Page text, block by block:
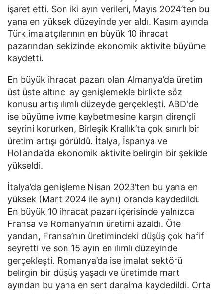
işaret etti. Son iki ayın verileri, Mayıs 2024’ten bu
yana en yüksek düzeyinde yer aldı. Kasım ayında
Türk imalatçılarının en büyük 10 ihracat
pazarından sekizinde ekonomik aktivite büyüme
kaydetti.
En büyük ihracat pazarı olan Almanya’da üretim
üst üste altıncı ay genişlemekle birlikte söz
konusu artış ılımlı düzeyde gerçekleşti. ABD'de
ise büyüme ivme kaybetmesine karşın dirençli
seyrini korurken, Birleşik Krallık’ta çok sınırlı bir
üretim artışı görüldü. İtalya, İspanya ve
Hollanda’da ekonomik aktivite belirgin bir şekilde
yükseldi.
İtalya’da genişleme Nisan 2023’ten bu yana en
yüksek (Mart 2024 ile aynı) oranda kaydedildi.
En büyük 10 ihracat pazarı içerisinde yalnızca
Fransa ve Romanya’nın üretimi azaldı. Öte
yandan, Fransa’nın üretimindeki düşüş çok hafif
seyretti ve son 15 ayın en ılımlı düzeyinde
gerçekleşti. Romanya’da ise imalat sektörü
belirgin bir düşüş yaşadı ve üretimde mart
ayından bu yana en sert daralma kaydedildi. Orta